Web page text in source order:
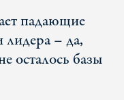
падающие
– да,
осталось базы